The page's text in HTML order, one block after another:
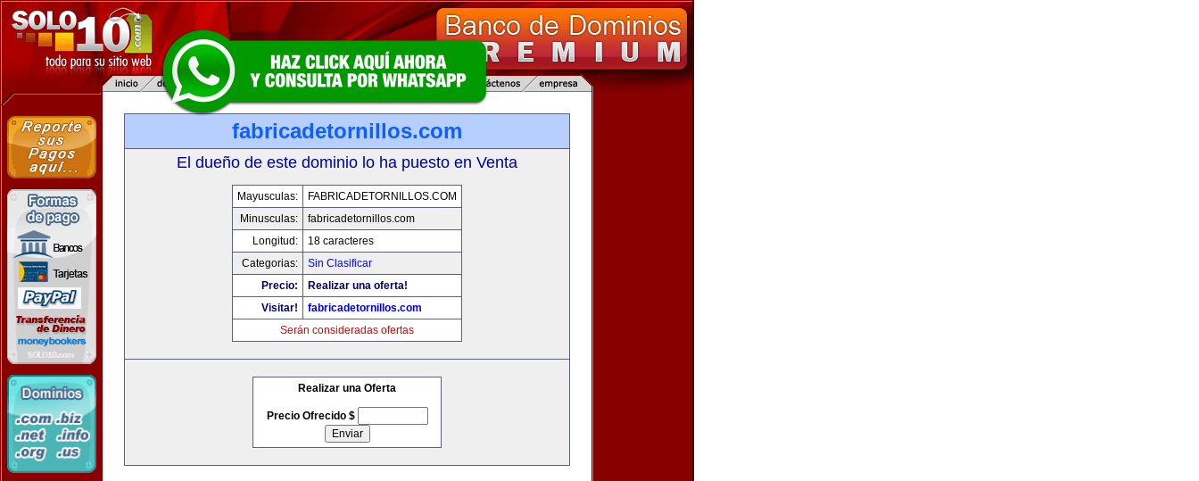
fabricadetornillos.com
El dueño de este dominio lo ha puesto en Venta
Mayusculas:
FABRICADETORNILLOS.COM
Minusculas:
fabricadetornillos.com
Longitud:
18 caracteres
Categorias:
Sin Clasificar
Precio:
Realizar una oferta!
Visitar!
fabricadetornillos.com
Serán consideradas ofertas
Realizar una Oferta
Precio Ofrecido $